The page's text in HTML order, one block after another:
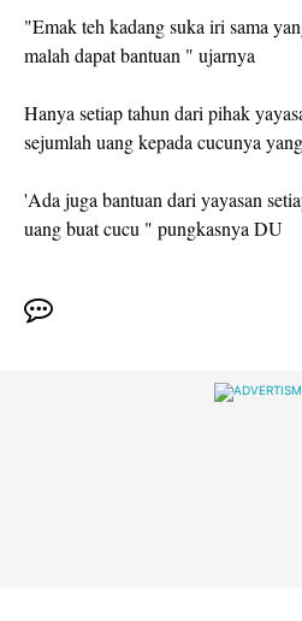
"Emak teh kadang suka iri sama
malah dapat bantuan " ujarnya
Hanya setiap tahun dari pihak
sejumlah uang kepada cucunya
'Ada juga bantuan dari yayasan
uang buat cucu " pungkasnya DU